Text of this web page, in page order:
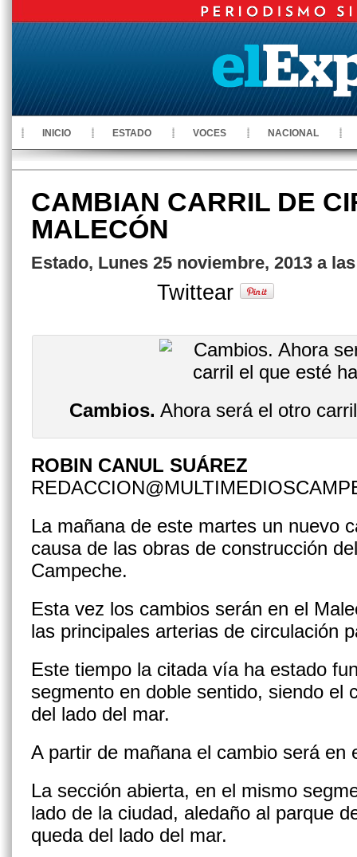
INICIO ESTADO VOCES NACIONAL
CAMBIAN CARRIL DE
MALECÓN
Estado, Lunes 25 noviembre, 2013 a
Twittear
Cambios. Ahora será el otro
ROBIN CANUL SUÁREZ
La mañana de este martes un nuevo
causa de las obras de construcción
Campeche.
Esta vez los cambios serán en el
las principales arterias de circulación
Este tiempo la citada vía ha estado
segmento en doble sentido, siendo el
del lado del mar.
A partir de mañana el cambio será en
La sección abierta, en el mismo
lado de la ciudad, aledaño al parque
queda del lado del mar.